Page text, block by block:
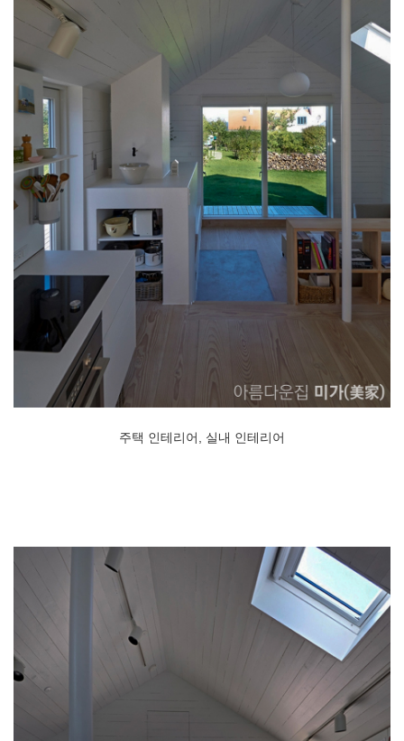
주택 인테리어, 실내 인테리어